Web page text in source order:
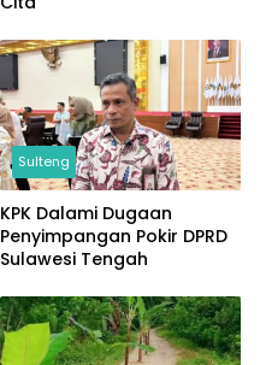
Sulteng
KPK Dalami Dugaan
Penyimpangan Pokir DPRD
Sulawesi Tengah